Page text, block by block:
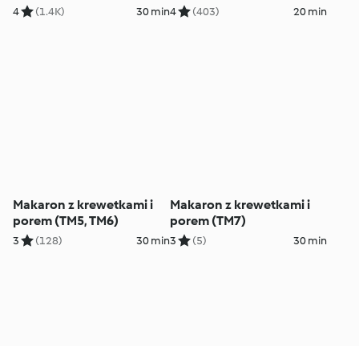
4 (1.4K) 30 min4 (403) 20 min
Makaron z krewetkami i
porem (TM5, TM6)
3 (128) 30 min
Makaron z krewetkami i
porem (TM7)
3 (5) 30 min